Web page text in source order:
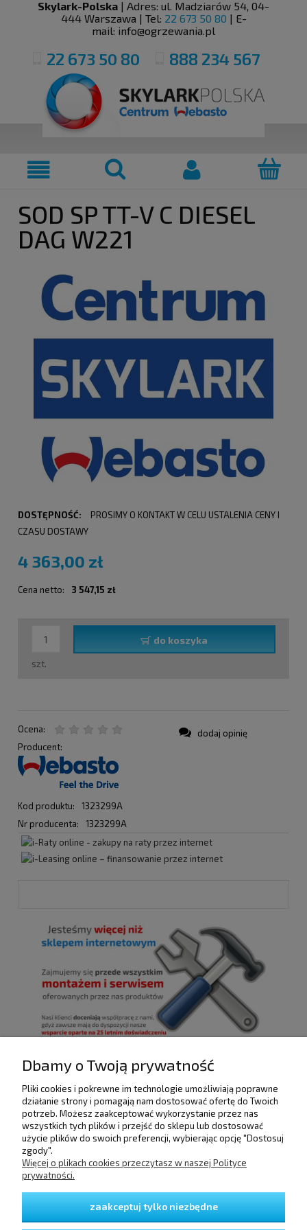
Skylark-Polska | Adres: ul. Madziarów 54, 04-
444 Warszawa | Tel: 22 673 50 80 | E-
mail: info@ogrzewania.pl
22 673 50 80 888 234 567
SOD SP TT-V C DIESEL
DAG W221
DOSTĘPNOŚĆ:
PROSIMY O KONTAKT W CELU USTALENIA CENY I
CZASU DOSTAWY
4 363,00 zł
Cena netto: 3 547,15 zł
szt.
do koszyka
Ocena:
Producent:
Kod produktu:
1323299A
Nr producenta:
1323299A
dodaj opinię
POMOC
DOSTAWA I PŁATNOŚCI
Dbamy o Twoją prywatność
Pliki cookies i pokrewne im technologie umożliwiają poprawne
działanie strony i pomagają nam dostosować ofertę do Twoich
potrzeb. Możesz zaakceptować wykorzystanie przez nas
wszystkich tych plików i przejść do sklepu lub dostosować
użycie plików do swoich preferencji, wybierając opcję "Dostosuj
zgody".
Więcej o plikach cookies przeczytasz w naszej Polityce
prywatności.
zaakceptuj tylko niezbędne